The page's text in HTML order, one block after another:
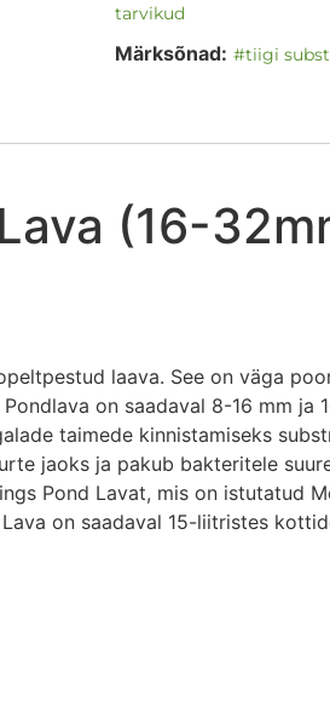
tarvikud
Märksõnad: #tiigi
(16-
laava. See on väga
on saadaval 8-16 mm ja
taimede kinnistamiseks
jaoks ja pakub bakteritele
Pond Lavat, mis on istutatud
on saadaval 15-liitristes